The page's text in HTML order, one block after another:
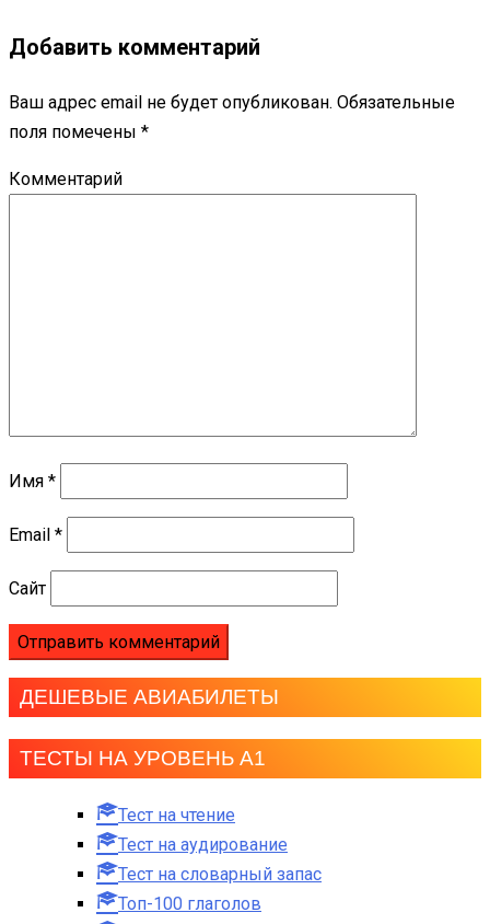
Добавить комментарий
Ваш адрес email не будет опубликован. Обязательные
поля помечены *
Комментарий
Имя *
Email *
Сайт
ДЕШЕВЫЕ АВИАБИЛЕТЫ
ТЕСТЫ НА УРОВЕНЬ А1
Тест на чтение
Тест на аудирование
Тест на словарный запас
Топ-100 глаголов